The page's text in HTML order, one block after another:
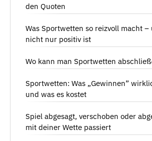
den Quoten
Was Sportwetten so reizvoll macht
nicht nur positiv ist
Wo kann man Sportwetten
Sportwetten: Was „Gewinnen”
und was es kostet
Spiel abgesagt, verschoben oder
mit deiner Wette passiert